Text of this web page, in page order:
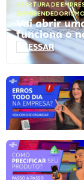
ABERTURA DE
EMPREENDEDORISMO
Vai abrir
funciona o
ACESSAR